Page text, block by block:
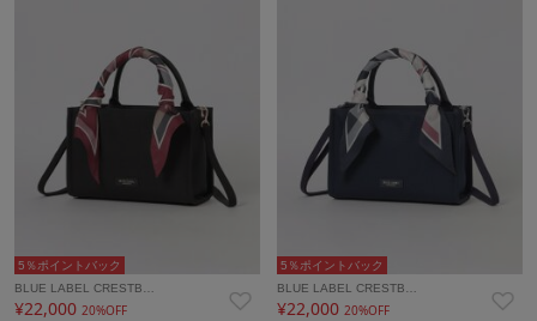
5％ポイントバック
BLUE LABEL CRESTB…
¥22,000 20%OFF
5％ポイントバック
BLUE LABEL CRESTB…
¥22,000 20%OFF